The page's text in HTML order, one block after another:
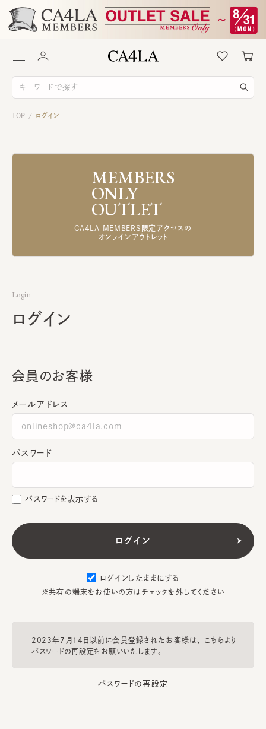
TOP / ログイン
MEMBERS
ONLY
OUTLET
CA4LA MEMBERS限定アクセスの
オンラインアウトレット
Login
ログイン
会員のお客様
メールアドレス
パスワード
パスワードを表示する
ログインしたままにする
※共有の端末をお使いの方はチェックを外してください
2023年7月14日以前に会員登録されたお客様は、 こちらより
パスワードの再設定をお願いいたします。
パスワードの再設定